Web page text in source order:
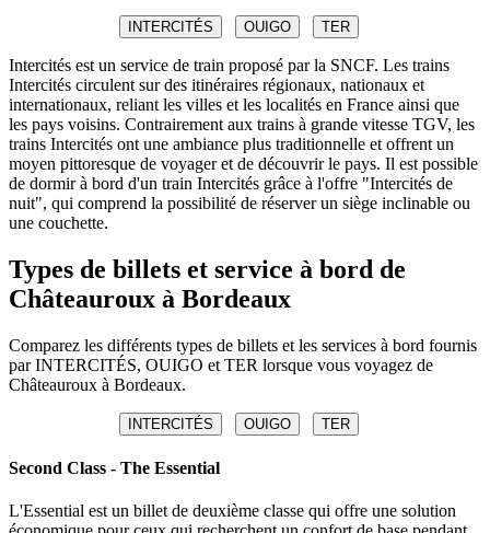
INTERCITÉS OUIGO TER
Intercités est un service de train proposé par la SNCF. Les trains
Intercités circulent sur des itinéraires régionaux, nationaux et
internationaux, reliant les villes et les localités en France ainsi que
les pays voisins. Contrairement aux trains à grande vitesse TGV, les
trains Intercités ont une ambiance plus traditionnelle et offrent un
moyen pittoresque de voyager et de découvrir le pays. Il est possible
de dormir à bord d'un train Intercités grâce à l'offre "Intercités de
nuit", qui comprend la possibilité de réserver un siège inclinable ou
une couchette.
Types de billets et service à bord de
Châteauroux à Bordeaux
Comparez les différents types de billets et les services à bord fournis
par INTERCITÉS, OUIGO et TER lorsque vous voyagez de
Châteauroux à Bordeaux.
INTERCITÉS OUIGO TER
Second Class - The Essential
L'Essential est un billet de deuxième classe qui offre une solution